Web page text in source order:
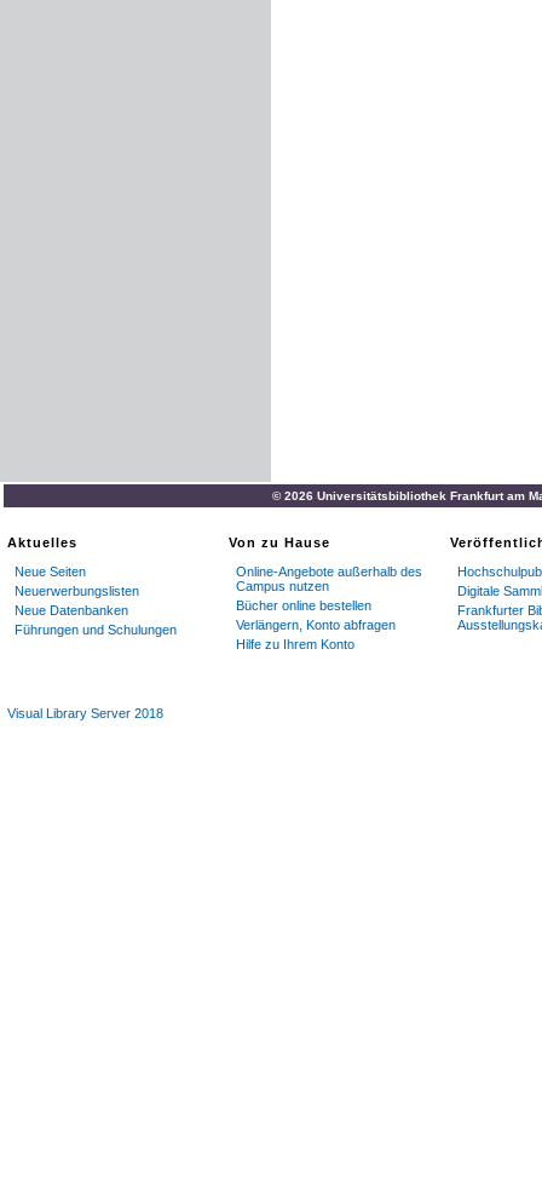
© 2026 Universitätsbibliothek Frankfurt am
Aktuelles
Neue Seiten
Neuerwerbungslisten
Neue Datenbanken
Führungen und Schulungen
Von zu Hause
Online-Angebote außerhalb des
Campus nutzen
Bücher online bestellen
Verlängern, Konto abfragen
Hilfe zu Ihrem Konto
Digitale
Frankfurter
Visual Library Server 2018